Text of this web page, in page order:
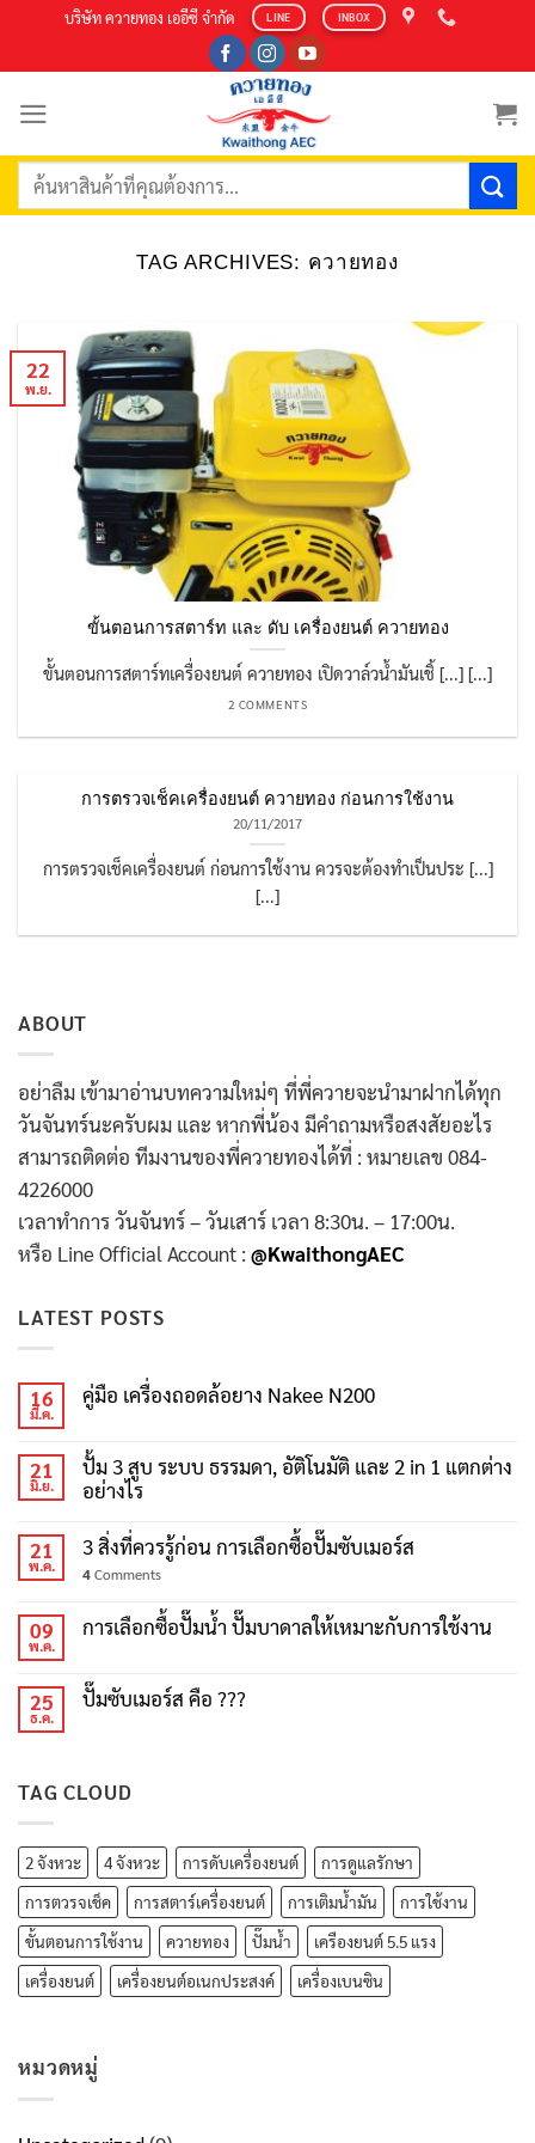
content
บริษัท ควายทอง เออีซี จำกัด LINE INBOX
ค้นหา:
TAG ARCHIVES: ควายทอง
ขั้นตอนการสตาร์ท และ ดับ เครื่องยนต์ ควายทอง
ขั้นตอนการสตาร์ทเครื่องยนต์ ควายทอง เปิดวาล์วน้ำมันเชิ้ [...] [...]
2 COMMENTS
22
พ.ย.
การตรวจเช็คเครื่องยนต์ ควายทอง ก่อนการใช้งาน
20/11/2017
การตรวจเช็คเครื่องยนต์ ก่อนการใช้งาน ควรจะต้องทำเป็นประ [...]
[...]
ABOUT
อย่าลืม เข้ามาอ่านบทความใหม่ๆ ที่พี่ควายจะนำมาฝากได้ทุก
วันจันทร์นะครับผม และ หากพี่น้อง มีคำถามหรือสงสัยอะไร
สามารถติดต่อ ทีมงานของพี่ควายทองได้ที่ : หมายเลข 084-
4226000
เวลาทำการ วันจันทร์ – วันเสาร์ เวลา 8:30น. – 17:00น.
หรือ Line Official Account : @KwaithongAEC
LATEST POSTS
16
มี.ค.
คู่มือ เครื่องถอดล้อยาง Nakee N200
21
มิ.ย.
ปั้ม 3 สูบ ระบบ ธรรมดา, อัติโนมัติ และ 2 in 1 แตกต่าง
อย่างไร
21
พ.ค.
3 สิ่งที่ควรรู้ก่อน การเลือกซื้อปั๊มซับเมอร์ส
4Comments
09
พ.ค.
การเลือกซื้อปั๊มน้ำ ปั๊มบาดาลให้เหมาะกับการใช้งาน
25
ธ.ค.
ปั๊มซับเมอร์ส คือ ???
TAG CLOUD
2 จังหวะ 4 จังหวะ การดับเครื่องยนต์
การดูแลรักษา
การตวรจเช็ค
การสตาร์เครื่องยนต์ การเติมน้ำมัน
การใช้งาน
ขั้นตอนการใช้งาน
ควายทอง ปั๊มน้ำ
เครืองยนต์ 5.5 แรง
เครื่องยนต์
เครื่องยนต์อเนกประสงค์ เครื่องเบนซิน
หมวดหมู่